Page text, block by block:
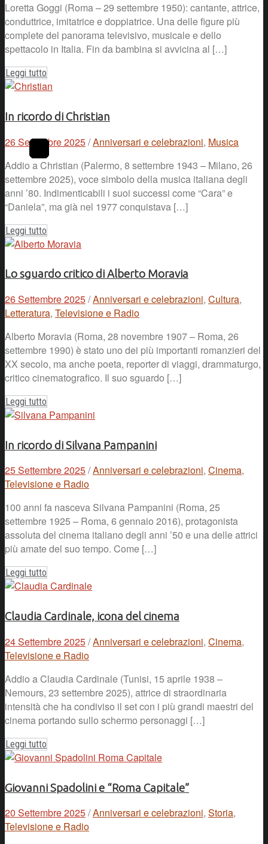
Loretta Goggi (Roma – 29 settembre 1950): cantante, attrice,
conduttrice, imitatrice e doppiatrice. Una delle figure più
complete del panorama televisivo, musicale e dello
spettacolo in Italia. Fin da bambina si avvicina al […]
Leggi tutto
In ricordo di Christian
26 Settembre 2025/Anniversari e celebrazioni, Musica
Addio a Christian (Palermo, 8 settembre 1943 – Milano, 26
settembre 2025), voce simbolo della musica italiana degli
anni ’80. Indimenticabili i suoi successi come “Cara” e
“Daniela”, ma già nel 1977 conquistava […]
Leggi tutto
Lo sguardo critico di Alberto Moravia
26 Settembre 2025/Anniversari e celebrazioni, Cultura,
Letteratura, Televisione e Radio
Alberto Moravia (Roma, 28 novembre 1907 – Roma, 26
settembre 1990) è stato uno dei più importanti romanzieri del
XX secolo, ma anche poeta, reporter di viaggi, drammaturgo,
critico cinematografico. Il suo sguardo […]
Leggi tutto
In ricordo di Silvana Pampanini
25 Settembre 2025/Anniversari e celebrazioni, Cinema,
Televisione e Radio
100 anni fa nasceva Silvana Pampanini (Roma, 25
settembre 1925 – Roma, 6 gennaio 2016), protagonista
assoluta del cinema italiano degli anni ’50 e una delle attrici
più amate del suo tempo. Come […]
Leggi tutto
Claudia Cardinale, icona del cinema
24 Settembre 2025/Anniversari e celebrazioni, Cinema,
Televisione e Radio
Addio a Claudia Cardinale (Tunisi, 15 aprile 1938 –
Nemours, 23 settembre 2025), attrice di straordinaria
intensità che ha condiviso il set con i più grandi maestri del
cinema portando sullo schermo personaggi […]
Leggi tutto
Giovanni Spadolini e “Roma Capitale”
20 Settembre 2025/Anniversari e celebrazioni, Storia,
Televisione e Radio